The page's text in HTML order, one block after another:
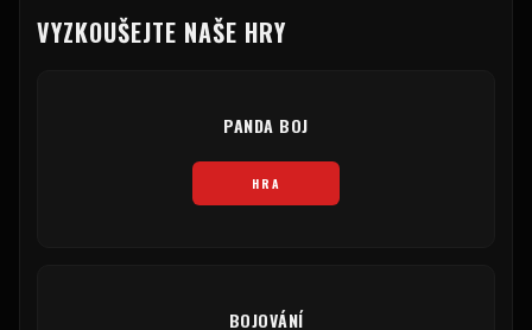
VYZKOUŠEJTE NAŠE HRY
PANDA BOJ
HRA
BOJOVÁNÍ